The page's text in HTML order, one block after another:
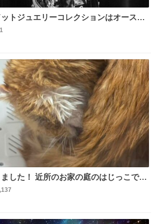
トジュエリーコレクションはオースト
が所有していたもの。一時期キッチン
管されていたことに衝撃💥を受けた。
した！ 近所のお家の庭のはじっこでう
拡散してくれたり探してくれたみなさ
ざいます！ 飛び出し防止柵を増やして